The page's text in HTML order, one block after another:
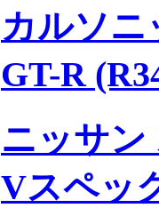
カルソニ
GT-R
ニッサン
Vスペッ